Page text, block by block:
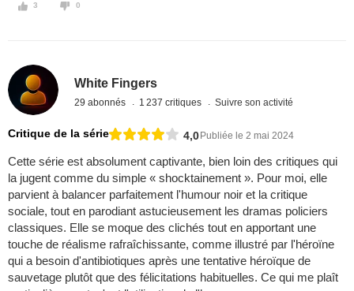
3 0
White Fingers
29 abonnés 1 237 critiques Suivre son activité
Critique de la série 4,0Publiée le 2 mai 2024
Cette série est absolument captivante, bien loin des critiques qui
la jugent comme du simple « shocktainement ». Pour moi, elle
parvient à balancer parfaitement l'humour noir et la critique
sociale, tout en parodiant astucieusement les dramas policiers
classiques. Elle se moque des clichés tout en apportant une
touche de réalisme rafraîchissante, comme illustré par l'héroïne
qui a besoin d'antibiotiques après une tentative héroïque de
sauvetage plutôt que des félicitations habituelles. Ce qui me plaît